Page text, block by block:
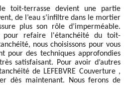
toit-terrasse devient une partie
de l’eau s’infiltre dans le mortier
plus son rôle d’imperméable.
pour refaire l'étanchéité du toit-
nous choisissons pour vous
pour des techniques approfondies
satisfaisant. Pour avoir d’autres
de LEFEBVRE Couverture ,
dès maintenant. Nous ferons de